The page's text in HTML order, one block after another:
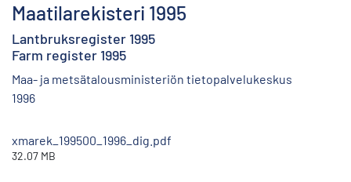
Maatilarekisteri 1995
Lantbruksregister 1995
Farm register 1995
Maa- ja metsätalousministeriön tietopalvelukeskus
1996
xmarek_199500_1996_dig.pdf
32.07 MB